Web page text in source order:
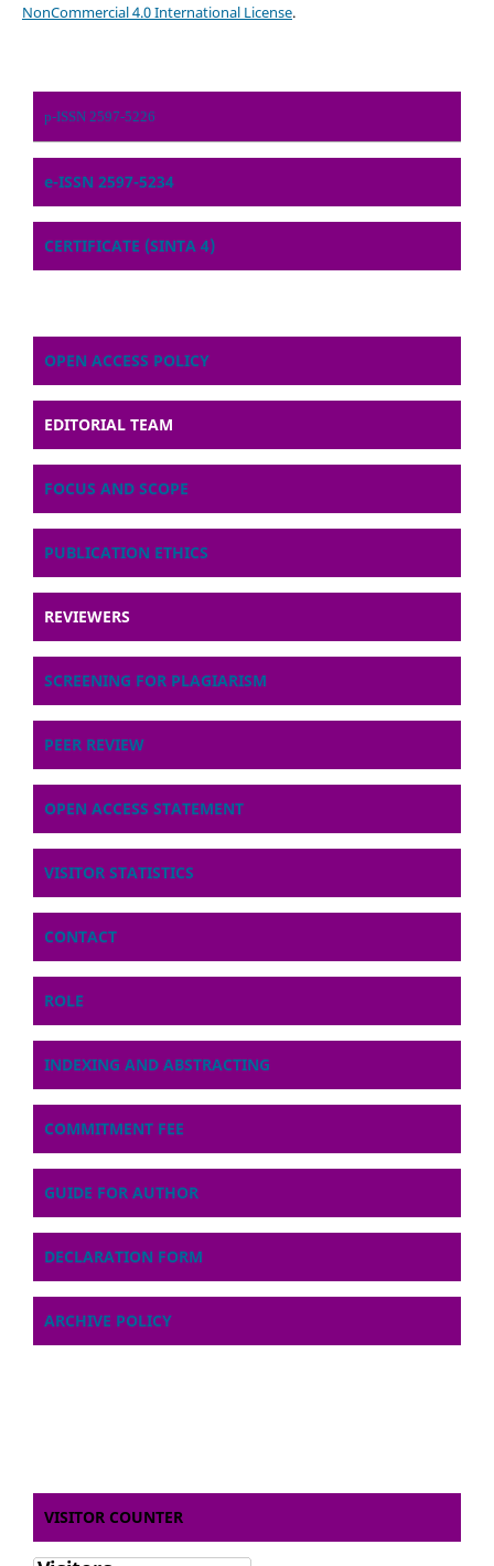
NonCommercial 4.0 International License.
p-ISSN 2597-5226
e-ISSN 2597-5234
CERTIFICATE (SINTA 4)
OPEN ACCESS POLICY
EDITORIAL TEAM
FOCUS AND SCOPE
PUBLICATION ETHICS
REVIEWERS
SCREENING FOR PLAGIARISM
PEER REVIEW
OPEN ACCESS STATEMENT
VISITOR STATISTICS
CONTACT
ROLE
INDEXING AND ABSTRACTING
COMMITMENT FEE
GUIDE FOR AUTHOR
DECLARATION FORM
ARCHIVE POLICY
VISITOR COUNTER